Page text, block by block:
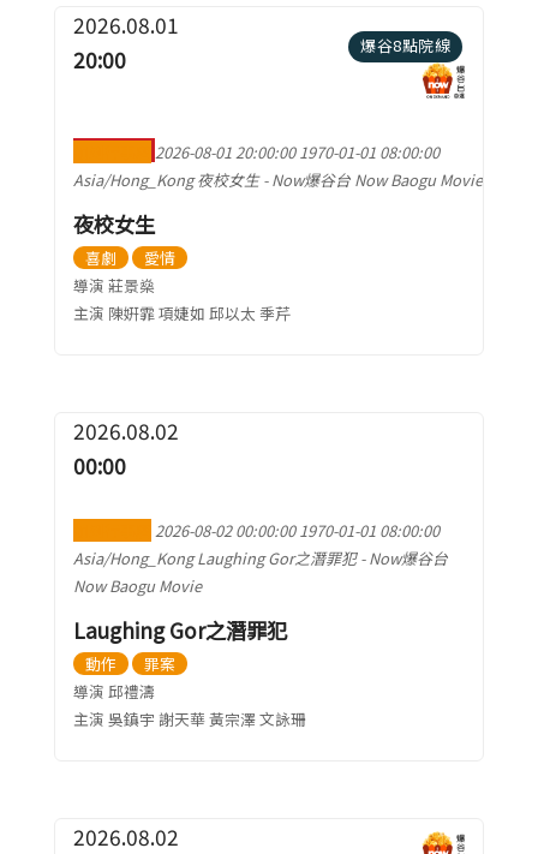
2026.08.01
20:00
爆谷8點院線
2026-08-01 20:00:00 1970-01-01 08:00:00
Asia/Hong_Kong 夜校女生 - Now爆谷台 Now Baogu Movie
夜校女生
喜劇
愛情
導演 莊景燊
主演 陳姸霏 項婕如 邱以太 季芹
2026.08.02
00:00
2026-08-02 00:00:00 1970-01-01 08:00:00
Asia/Hong_Kong Laughing Gor之潛罪犯 - Now爆谷台
Now Baogu Movie
Laughing Gor之潛罪犯
動作
罪案
導演 邱禮濤
主演 吳鎮宇 謝天華 黃宗澤 文詠珊
2026.08.02